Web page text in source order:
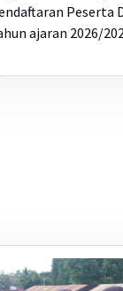
Peserta
ajaran 2026/